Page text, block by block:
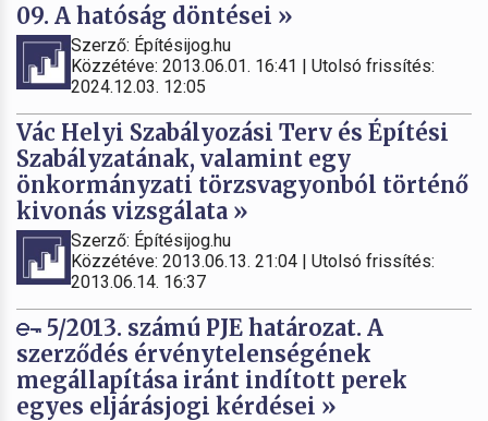
09. A hatóság döntései »
Szerző: Építésijog.hu
Közzétéve: 2013.06.01. 16:41 | Utolsó frissítés:
2024.12.03. 12:05
Vác Helyi Szabályozási Terv és Építési
Szabályzatának, valamint egy
önkormányzati törzsvagyonból történő
kivonás vizsgálata »
Szerző: Építésijog.hu
Közzétéve: 2013.06.13. 21:04 | Utolsó frissítés:
2013.06.14. 16:37
5/2013. számú PJE határozat. A
szerződés érvénytelenségének
megállapítása iránt indított perek
egyes eljárásjogi kérdései »